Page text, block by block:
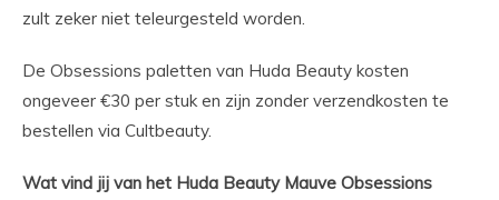
zult zeker niet teleurgesteld worden.
De Obsessions paletten van Huda Beauty kosten
ongeveer €30 per stuk en zijn zonder verzendkosten te
bestellen via Cultbeauty.
Wat vind jij van het Huda Beauty Mauve Obsessions